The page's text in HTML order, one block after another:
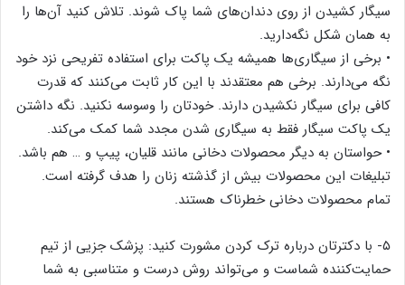
سیگار کشیدن از روی دندان‌های شما پاک شوند. تلاش کنید آن‌ها را
به همان شکل نگه‌دارید.
• برخی از سیگاری‌ها همیشه یک پاکت برای استفاده تفریحی نزد خود
نگه می‌دارند. برخی هم معتقدند با این کار ثابت می‌کنند که قدرت
کافی برای سیگار نکشیدن دارند. خودتان را وسوسه نکنید. نگه داشتن
یک پاکت سیگار فقط به سیگاری شدن مجدد شما کمک می‌کند.
• حواستان به دیگر محصولات دخانی مانند قلیان، پیپ و … هم باشد.
تبلیغات این محصولات بیش از گذشته زنان را هدف گرفته است.
تمام محصولات دخانی خطرناک هستند.
۵- با دکترتان درباره ترک کردن مشورت کنید: پزشک جزیی از تیم
حمایت‌کننده شماست و می‌تواند روش درست و متناسبی به شما